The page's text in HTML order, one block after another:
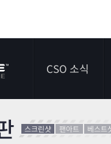
CSO 소식
공지사항
스크린샷 팬아트 베스트